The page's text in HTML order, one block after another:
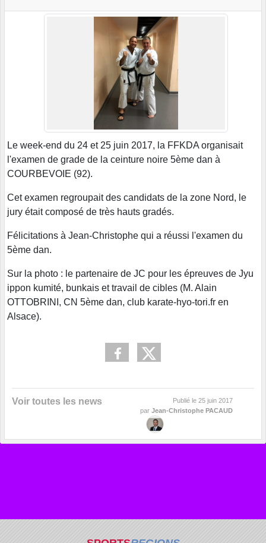
Le week-end du 24 et 25 juin 2017, la FFKDA organisait
l'examen de grade de la ceinture noire 5ème dan à
COURBEVOIE (92).
Cet examen regroupait des candidats de la zone Nord, le
jury était composé de très hauts gradés.
Félicitations à Jean-Christophe qui a réussi l'examen du
5ème dan.
Sur la photo : le partenaire de JC pour les épreuves de Jyu
ippon kumité, bunkais et travail de cibles (M. Alain
OTTOBRINI, CN 5ème dan, club karate-hyo-tori.fr en
Alsace).
Voir toutes les news Publié le 25 juin 2017
par Jean-Christophe PACAUD